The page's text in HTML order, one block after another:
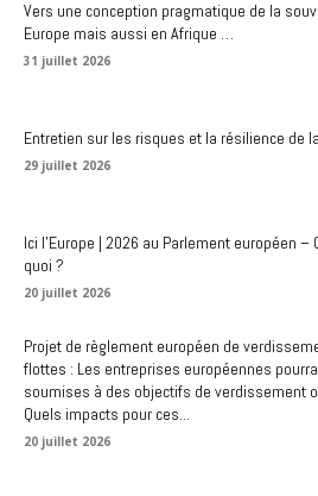
Vers une conception pragmatique de la
Europe mais aussi en Afrique …
31 juillet 2026
Entretien sur les risques et la résilience de
29 juillet 2026
Ici l’Europe | 2026 au Parlement européen –
quoi ?
20 juillet 2026
Projet de règlement européen de
flottes : Les entreprises européennes
soumises à des objectifs de verdissement
Quels impacts pour ces...
20 juillet 2026